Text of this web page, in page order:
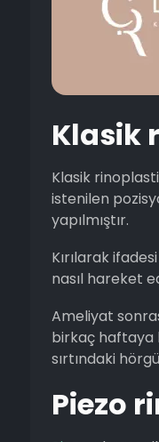
Klasik
Klasik
istenilen
yapılmıştır.
Kırılarak
nasıl hareket
Ameliyat
birkaç haftaya
sırtındaki
Piezo